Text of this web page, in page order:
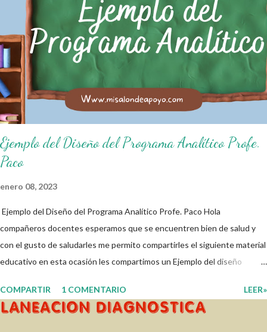
practiquen las grandes responsabilidades que conlleva ser un buen
ciudadano. A continuación les compartimos algunos ejemplos de reglas
de salón de clases: 1. Cumplo con mis tareas y trabajos. 2. Cuidado mi
higiene personal. 3. Levanto la mano para hablar. 4. Pido permiso para
ir al baño 5. Deposito la basura en su lugar. 6. Cumplo con mis útiles
esc...
Ejemplo del Diseño del Programa Analítico Profe.
Paco
enero 08, 2023
Ejemplo del Diseño del Programa Analítico Profe. Paco Hola
compañeros docentes esperamos que se encuentren bien de salud y
con el gusto de saludarles me permito compartirles el siguiente material
educativo en esta ocasión les compartimos un Ejemplo del diseño
fortalecer los procesos de enseñanza y aprendizaje para que los
alumnos alcacen los niveles de logro educativo. Gracias por seguir a
COMPARTIR 1 COMENTARIO LEER»